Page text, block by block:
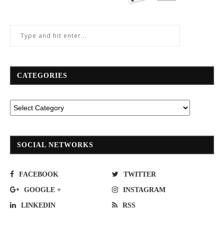
CATEGORIES
SOCIAL NETWORKS
FACEBOOK TWITTER
GOOGLE + INSTAGRAM
LINKEDIN RSS